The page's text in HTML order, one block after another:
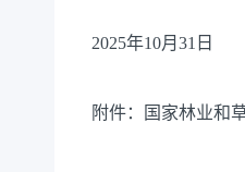
2025年10月31日
附件：国家林业和